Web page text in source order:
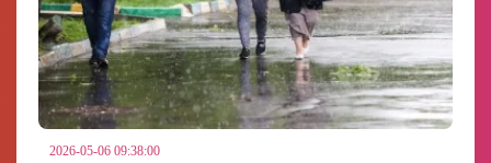
2026-05-06 09:38:00